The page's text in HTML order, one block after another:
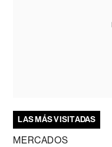
LAS MÁS VISITADAS
MERCADOS